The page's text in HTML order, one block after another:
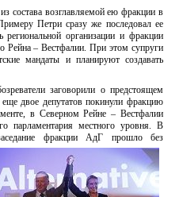
состава возглавляемой ею фракции в
Петри сразу же последовал ее
региональной организации и фракции
Рейна – Вестфалии. При этом супруги
мандаты и планируют создавать
заговорили о предстоящем
двое депутатов покинули фракцию
в Северном Рейне – Вестфалии
парламентария местного уровня. В
фракции АдГ прошло без